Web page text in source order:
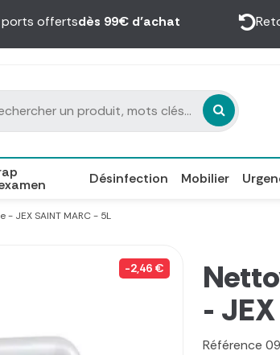
ports offertsdès 99€ d’achat
Désinfection Mobilier
JEX SAINT MARC - 5L
-2,46 €
-
Référence